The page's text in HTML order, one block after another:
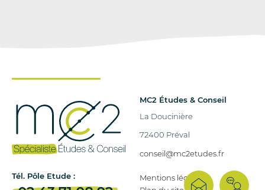
MC2 Études & Conseil
La Doucinière
72400 Préval
conseil@mc2etudes.fr
Tél. Pôle Etude :
Mentions légales